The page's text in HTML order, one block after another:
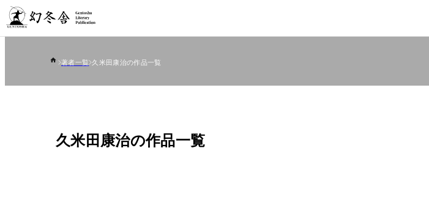
著者一覧 久米田康治の作品一覧
久米田康治の作品一覧